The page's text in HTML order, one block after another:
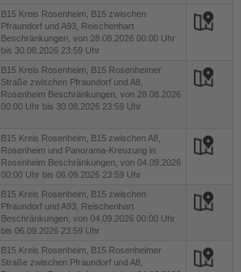
B15 Kreis Rosenheim, B15 zwischen
Pfraundorf und A93, Reischenhart
Beschränkungen, von 28.08.2026 00:00 Uhr
bis 30.08.2026 23:59 Uhr
B15 Kreis Rosenheim, B15 Rosenheimer
Straße zwischen Pfraundorf und A8,
Rosenheim Beschränkungen, von 28.08.2026
00:00 Uhr bis 30.08.2026 23:59 Uhr
B15 Kreis Rosenheim, B15 zwischen A8,
Rosenheim und Panorama-Kreuzung in
Rosenheim Beschränkungen, von 04.09.2026
00:00 Uhr bis 06.09.2026 23:59 Uhr
B15 Kreis Rosenheim, B15 zwischen
Pfraundorf und A93, Reischenhart
Beschränkungen, von 04.09.2026 00:00 Uhr
bis 06.09.2026 23:59 Uhr
B15 Kreis Rosenheim, B15 Rosenheimer
Straße zwischen Pfraundorf und A8,